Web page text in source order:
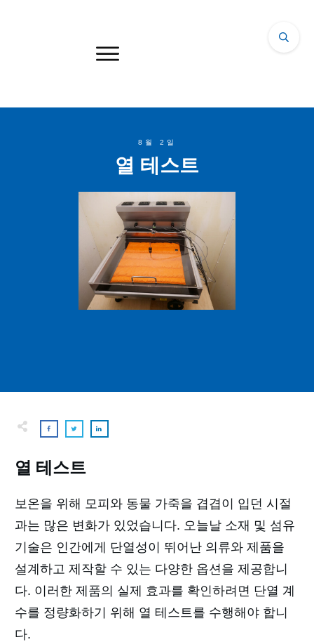
8월 2일
열 테스트
열 테스트
보온을 위해 모피와 동물 가죽을 겹겹이 입던 시절
과는 많은 변화가 있었습니다. 오늘날 소재 및 섬유
기술은 인간에게 단열성이 뛰어난 의류와 제품을
설계하고 제작할 수 있는 다양한 옵션을 제공합니
다. 이러한 제품의 실제 효과를 확인하려면 단열 계
수를 정량화하기 위해 열 테스트를 수행해야 합니
다.